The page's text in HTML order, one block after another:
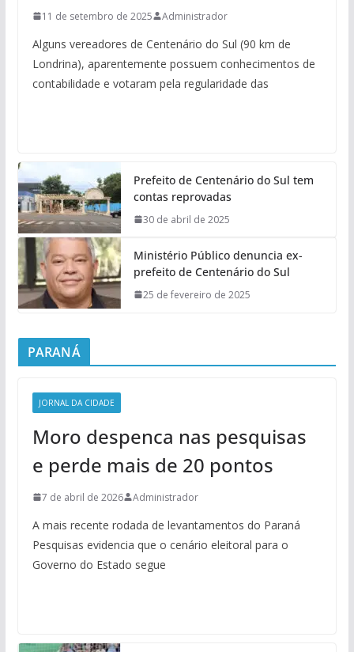
11 de setembro de 2025 Administrador
Alguns vereadores de Centenário do Sul (90 km de
Londrina), aparentemente possuem conhecimentos de
contabilidade e votaram pela regularidade das
Prefeito de Centenário do Sul tem
contas reprovadas
30 de abril de 2025
Ministério Público denuncia ex-
prefeito de Centenário do Sul
25 de fevereiro de 2025
PARANÁ
JORNAL DA CIDADE
Moro despenca nas pesquisas
e perde mais de 20 pontos
7 de abril de 2026 Administrador
A mais recente rodada de levantamentos do Paraná
Pesquisas evidencia que o cenário eleitoral para o
Governo do Estado segue